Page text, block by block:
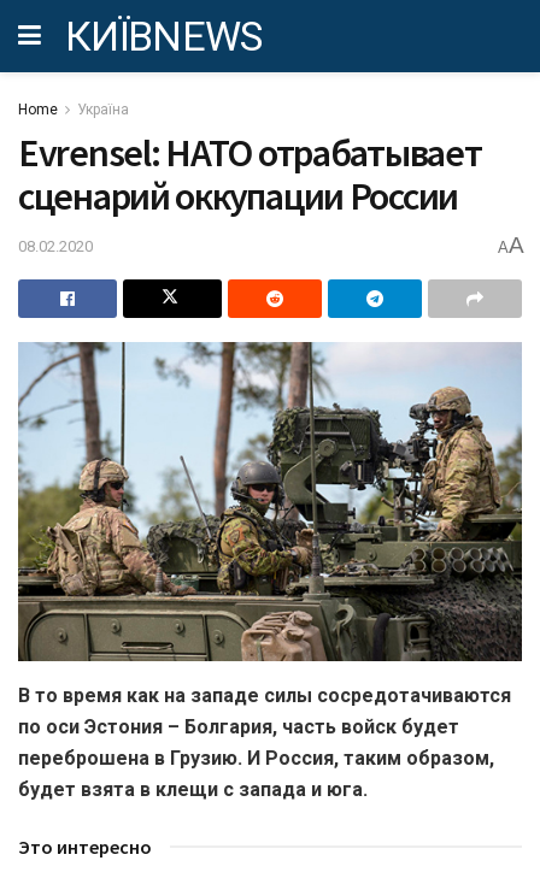
КИЇВNEWS
Home Україна
Evrensel: НАТО отрабатывает
сценарий оккупации России
08.02.2020 AA
В то время как на западе силы сосредотачиваются
по оси Эстония – Болгария, часть войск будет
переброшена в Грузию. И Россия, таким образом,
будет взята в клещи с запада и юга.
Это интересно